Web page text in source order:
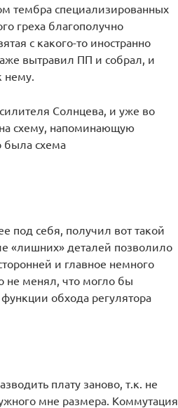
тембра специализированных
греха благополучно
с какого-то иностранно
вытравил ПП и собрал, и
нему.
Солнцева, и уже во
схему, напоминающую
была схема
под себя, получил вот такой
«лишних» деталей позволило
и главное немного
не менял, что могло бы
обхода регулятора
плату заново, т.к. не
мне размера. Коммутация